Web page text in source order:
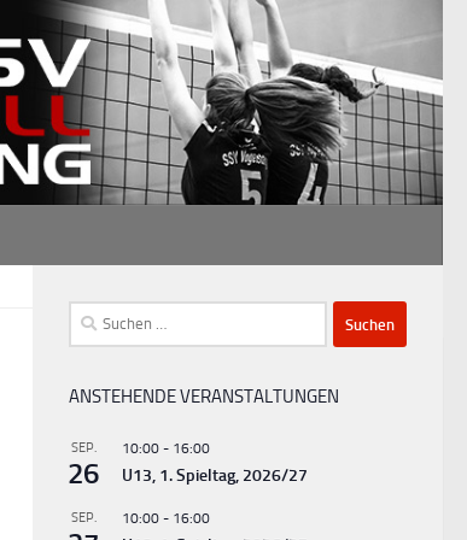
Suchen
nach:
ANSTEHENDE VERANSTALTUNGEN
SEP.
26
10:00 - 16:00
U13, 1. Spieltag, 2026/27
SEP. 10:00 - 16:00